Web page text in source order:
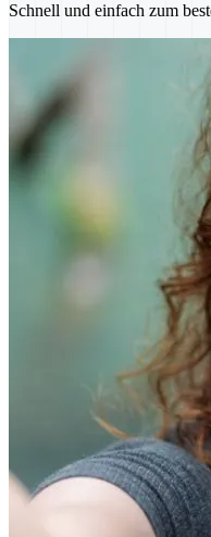
Schnell und einfach zum